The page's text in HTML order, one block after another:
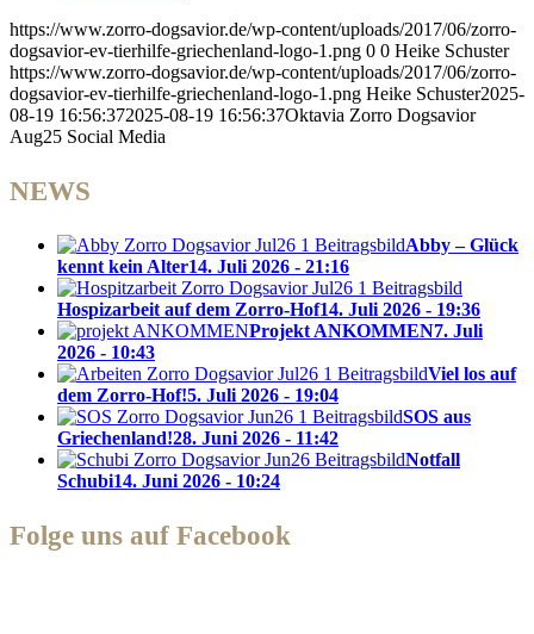
https://www.zorro-dogsavior.de/wp-content/uploads/2017/06/zorro-
dogsavior-ev-tierhilfe-griechenland-logo-1.png 0 0 Heike Schuster
https://www.zorro-dogsavior.de/wp-content/uploads/2017/06/zorro-
dogsavior-ev-tierhilfe-griechenland-logo-1.png Heike Schuster2025-
08-19 16:56:372025-08-19 16:56:37Oktavia Zorro Dogsavior
Aug25 Social Media
NEWS
Abby – Glück
kennt kein Alter14. Juli 2026 - 21:16
Hospizarbeit auf dem Zorro-Hof14. Juli 2026 - 19:36
Projekt ANKOMMEN7. Juli
2026 - 10:43
Viel los auf
dem Zorro-Hof!5. Juli 2026 - 19:04
SOS aus
Griechenland!28. Juni 2026 - 11:42
Notfall
Schubi14. Juni 2026 - 10:24
Folge uns auf Facebook